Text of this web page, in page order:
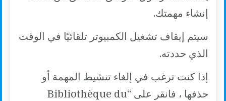
إنشاء مهمتك.
سيتم إيقاف تشغيل الكمبيوتر تلقائيًا في الوقت
الذي حددته.
إذا كنت ترغب في إلغاء تنشيط المهمة أو
حذفها ، فانقر على “Bibliothèque du